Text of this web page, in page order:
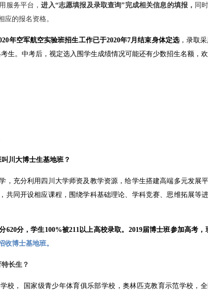
服务平台，进入“志愿填报及录取查询”完成相关信息的填报 ， 同
应的报名资格。
年空军航空实验班招生工作已于2020年7月结束身体定选，录取
生。中考后，视定选入围学生成绩情况可能还有少数招生名额，
川大博士生基地班？
，充分利用四川大学师资及教学资源，给学生搭建高端多元发展
共同开设相应课程，围绕学科基础理论、学科竞赛、思维拓展等
620分，学生100%被211以上高校录取。2019届博士班参加高考
收博士基地班。
长生？
校， 国家级青少年体育俱乐部学校，奥林匹克教育示范学校，